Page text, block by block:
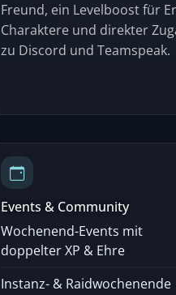
Freund, ein Levelboost für
Charaktere und direkter
zu Discord und Teamspeak.
Events & Community
Wochenend-Events mit
doppelter XP & Ehre
Instanz- & Raidwochenende